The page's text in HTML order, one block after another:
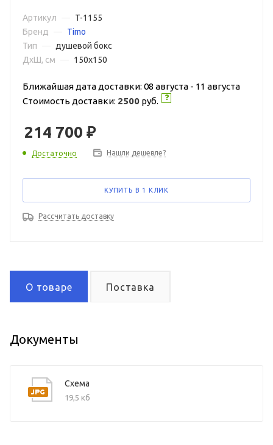
Артикул
T-1155
Бренд
Timo
Тип
душевой бокс
ДxШ, см
150x150
Ближайшая дата доставки: 08 августа - 11 августа
Стоимость доставки: 2500 руб.
214 700 ₽
Достаточно Нашли дешевле?
КУПИТЬ В 1 КЛИК
Рассчитать доставку
О товаре Поставка
Документы
Схема
19,5 кб